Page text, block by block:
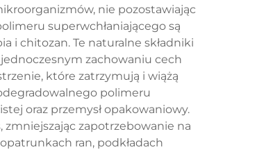
nie pozostawiając
superwchłaniającego są
i chitozan. Te naturalne składniki
zachowaniu cech
które zatrzymują i wiążą
polimeru
oraz przemysł opakowaniowy.
zmniejszając zapotrzebowanie na
ran, podkładach